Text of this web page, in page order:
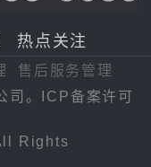
热点关注
售后服务管理
司。ICP备案许可
Rights